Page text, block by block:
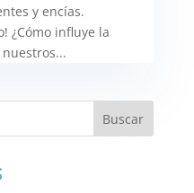
y encías.
¿Cómo influye la
Buscar